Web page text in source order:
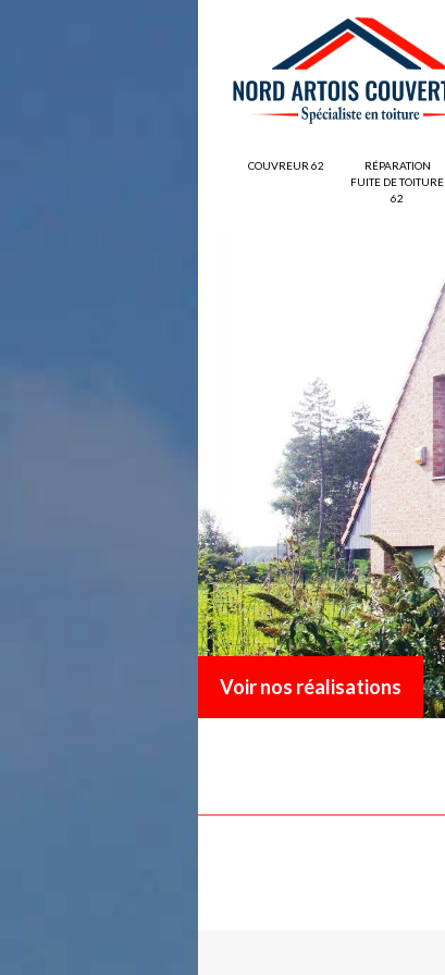
COUVREUR 62
RÉPARATION
FUITE DE TOITURE
62
Voir nos réalisations